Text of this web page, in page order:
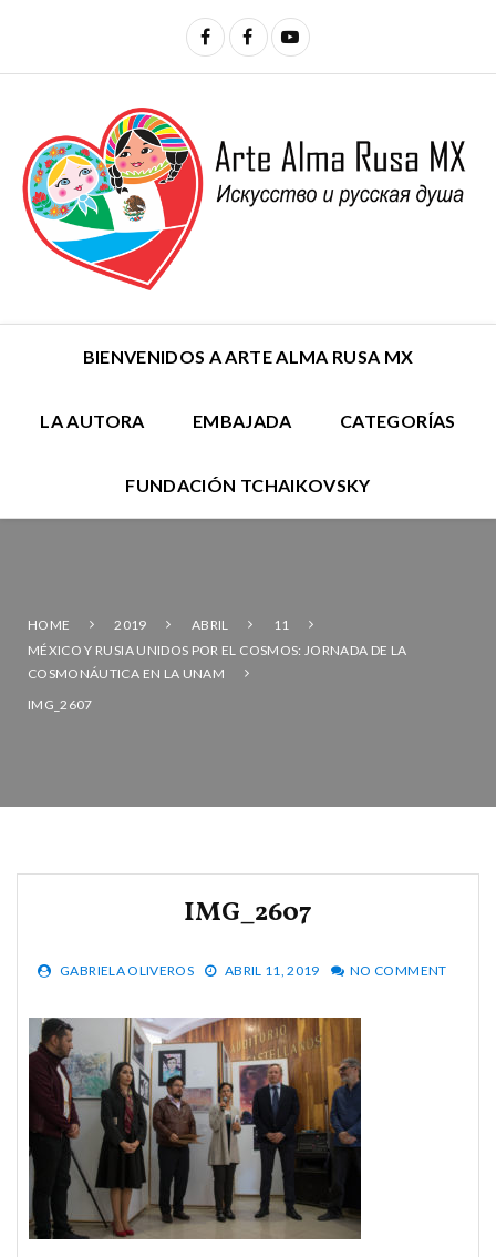
BIENVENIDOS A ARTE ALMA RUSA MX
LA AUTORA EMBAJADA CATEGORÍAS
FUNDACIÓN TCHAIKOVSKY
HOME 2019 ABRIL
11
MÉXICO Y RUSIA UNIDOS POR EL COSMOS: JORNADA DE LA
COSMONÁUTICA EN LA UNAM
IMG_2607
IMG_2607
GABRIELA OLIVEROS ABRIL 11, 2019 NO COMMENT